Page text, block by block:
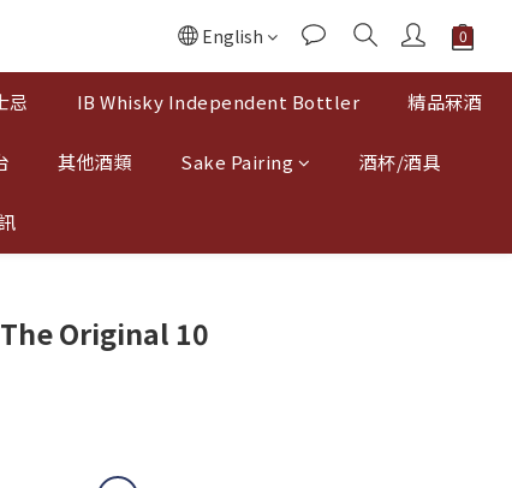
English
忌 IB Whisky Independent Bottler 精品冧酒
其他酒類 Sake Pairing 酒杯/酒具
Original 10